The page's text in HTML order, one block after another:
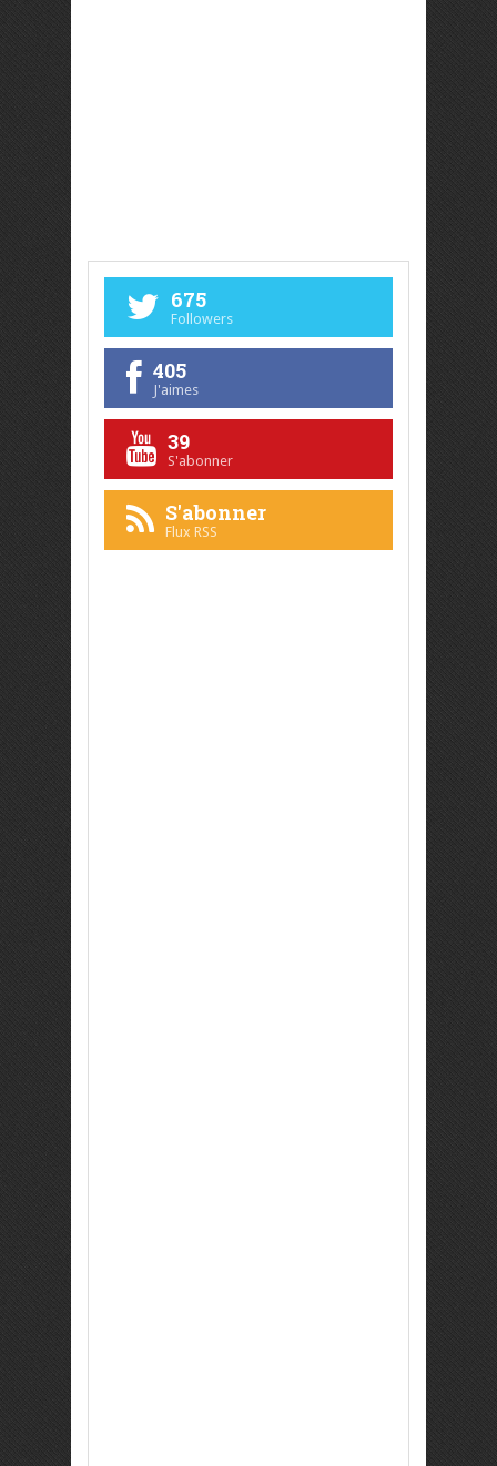
675
Followers
405
J'aimes
39
S'abonner
S'abonner
Flux RSS